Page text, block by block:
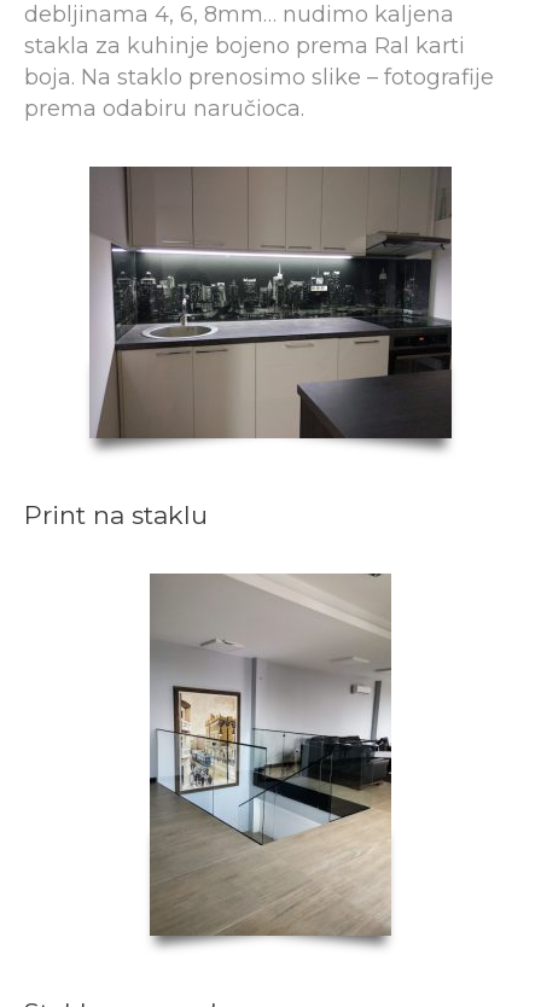
debljinama 4, 6, 8mm… nudimo kaljena
stakla za kuhinje bojeno prema Ral karti
boja. Na staklo prenosimo slike – fotografije
prema odabiru naručioca.
Print na staklu